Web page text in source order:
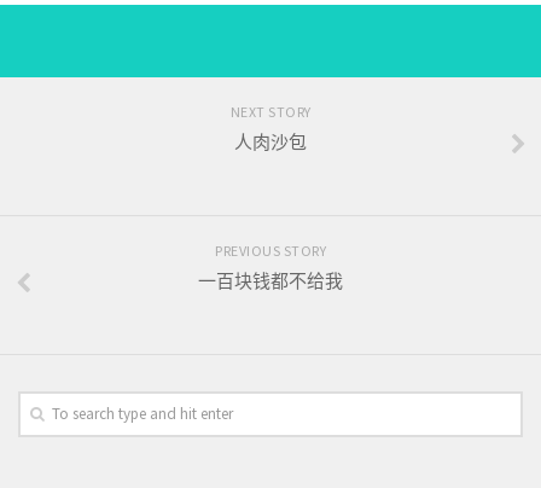
NEXT STORY
人肉沙包
PREVIOUS STORY
一百块钱都不给我